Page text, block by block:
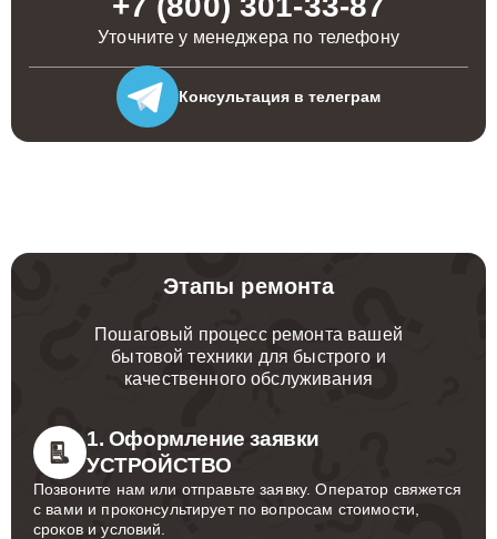
Уточните у менеджера по телефону
Консультация в телеграм
Этапы ремонта
Пошаговый процесс ремонта вашей
бытовой техники для быстрого и
качественного обслуживания
1. Оформление заявки
УСТРОЙСТВО
Позвоните нам или отправьте заявку. Оператор свяжется
с вами и проконсультирует по вопросам стоимости,
сроков и условий.